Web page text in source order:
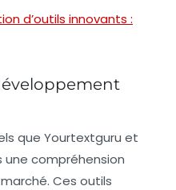
d’outils innovants :
que Yourtextguru et
compréhension
Ces outils